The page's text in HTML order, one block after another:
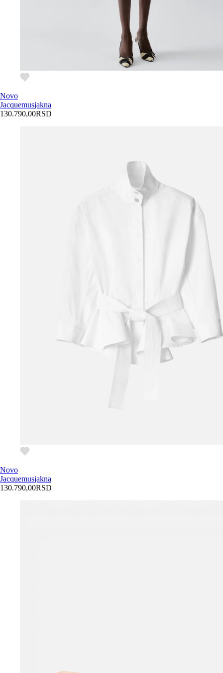
Novo
Jacquemusjakna
130.790,00RSD
Novo
Jacquemusjakna
130.790,00RSD